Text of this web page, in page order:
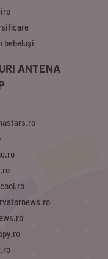
bebeluși
ANTENA